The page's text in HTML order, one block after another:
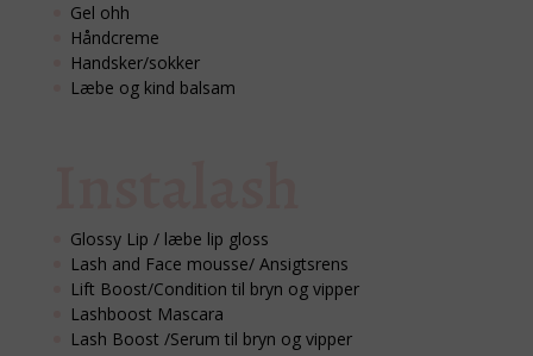
Gel ohh
Håndcreme
Handsker/sokker
Læbe og kind balsam
Glossy Lip / læbe lip gloss
Lash and Face mousse/ Ansigtsrens
Lift Boost/Condition til bryn og vipper
Lashboost Mascara
Lash Boost /Serum til bryn og vipper